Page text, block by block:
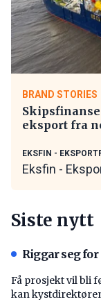
BRAND STORIES
eksport fra
EKSFIN -
Eksfin -
Siste nytt
Riggar seg
Få prosjekt vil bli
kan